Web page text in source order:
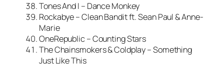
Tones And I – Dance Monkey
Rockabye – Clean Bandit ft. Sean Paul & Anne-
Marie
OneRepublic – Counting Stars
The Chainsmokers & Coldplay – Something
Just Like This